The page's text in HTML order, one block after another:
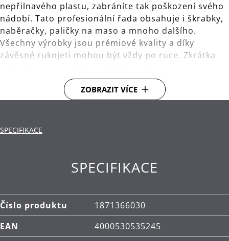
nepřilnavého plastu, zabráníte tak poškození svého
nádobí. Tato profesionální řada obsahuje i škrabky,
naběračky, paličky na maso a mnoho dalšího.
Všechny výrobky jsou prémiové kvality a díky
závěsné rukojeti mohou být vždy po ruce. Zkrátka
S praktickým okem pro uložení na závěsné tyči s
Cromargan®.
ZOBRAZIT VÍCE
SPECIFIKACE
SPECIFIKACE
Číslo produktu
1871366030
EAN
4000530535245